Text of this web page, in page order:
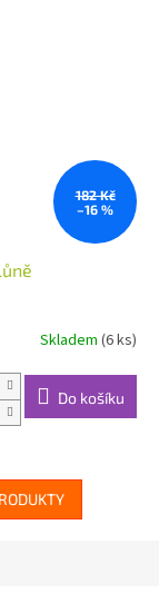
182 Kč
–16 %
Skladem (6 ks)
Do košíku